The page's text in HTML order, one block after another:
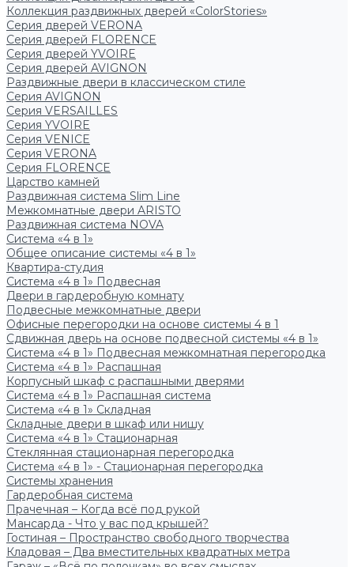
Коллекция раздвижных дверей «ColorStories»
Серия дверей VERONA
Серия дверей FLORENCE
Серия дверей YVOIRE
Серия дверей AVIGNON
Раздвижные двери в классическом стиле
Серия AVIGNON
Серия VERSAILLES
Серия YVOIRE
Серия VENICE
Серия VERONA
Серия FLORENCE
Царство камней
Раздвижная система Slim Line
Межкомнатные двери ARISTO
Раздвижная система NOVA
Система «4 в 1»
Общее описание системы «4 в 1»
Квартира-студия
Система «4 в 1» Подвесная
Двери в гардеробную комнату
Подвесные межкомнатные двери
Офисные перегородки на основе системы 4 в 1
Сдвижная дверь на основе подвесной системы «4 в 1»
Система «4 в 1» Подвесная межкомнатная перегородка
Система «4 в 1» Распашная
Корпусный шкаф с распашными дверями
Система «4 в 1» Распашная система
Система «4 в 1» Складная
Складные двери в шкаф или нишу
Система «4 в 1» Стационарная
Стеклянная стационарная перегородка
Система «4 в 1» - Стационарная перегородка
Системы хранения
Гардеробная система
Прачечная – Когда всё под рукой
Мансарда - Что у вас под крышей?
Гостиная – Пространство свободного творчества
Кладовая – Два вместительных квадратных метра